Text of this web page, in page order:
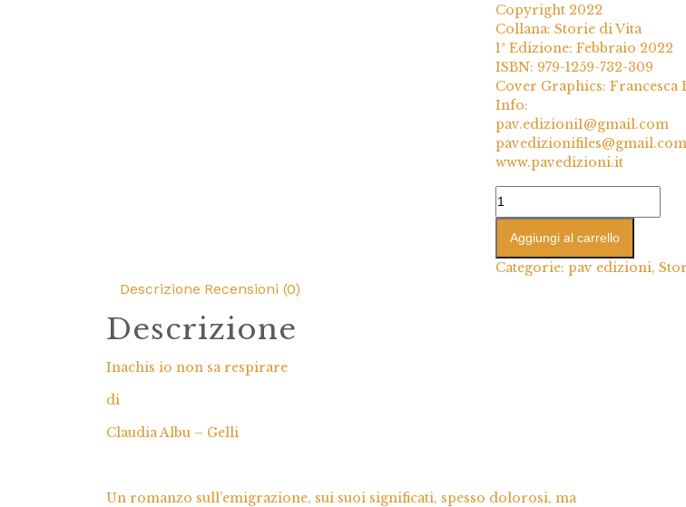
Copyright 2022
Collana: Storie di Vita
1ª Edizione: Febbraio 2022
ISBN: 979-1259-732-309
Cover Graphics: Francesca
Info:
pav.edizioni1@gmail.com
pavedizionifiles@gmail.com
www.pavedizioni.it
Aggiungi al carrello
Categorie: pav edizioni,
Descrizione Recensioni (0)
Descrizione
Inachis io non sa respirare
di
Claudia Albu – Gelli
Un romanzo sull’emigrazione, sui suoi significati, spesso dolorosi, ma